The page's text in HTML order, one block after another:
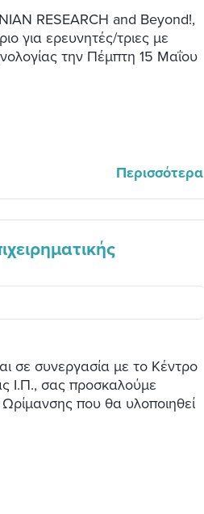
RESEARCH and Beyond!,
για ερευνητές/τριες με
την Πέμπτη 15 Μαΐου
Περισσότερα
σε συνεργασία με το Κέντρο
Ι.Π., σας προσκαλούμε
Ωρίμανσης που θα υλοποιηθεί